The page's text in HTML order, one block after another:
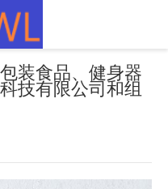
装食品、健身器
技有限公司和组